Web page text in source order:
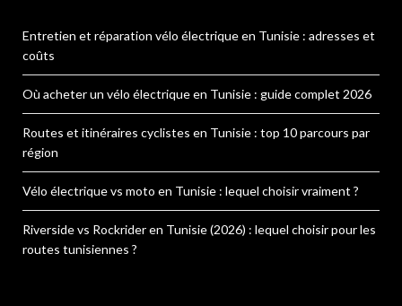
Entretien et réparation vélo électrique en Tunisie : adresses et
coûts
Où acheter un vélo électrique en Tunisie : guide complet 2026
Routes et itinéraires cyclistes en Tunisie : top 10 parcours par
région
Vélo électrique vs moto en Tunisie : lequel choisir vraiment ?
Riverside vs Rockrider en Tunisie (2026) : lequel choisir pour les
routes tunisiennes ?